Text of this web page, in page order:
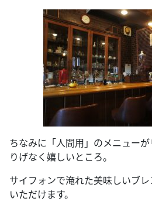
ちなみに「人間用」のメニュー
りげなく嬉しいところ。
サイフォンで淹れた美味しいブ
いただけます。